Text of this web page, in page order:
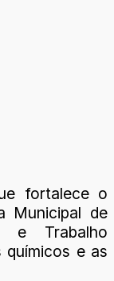
fortalece o
Municipal de
e Trabalho
químicos e as